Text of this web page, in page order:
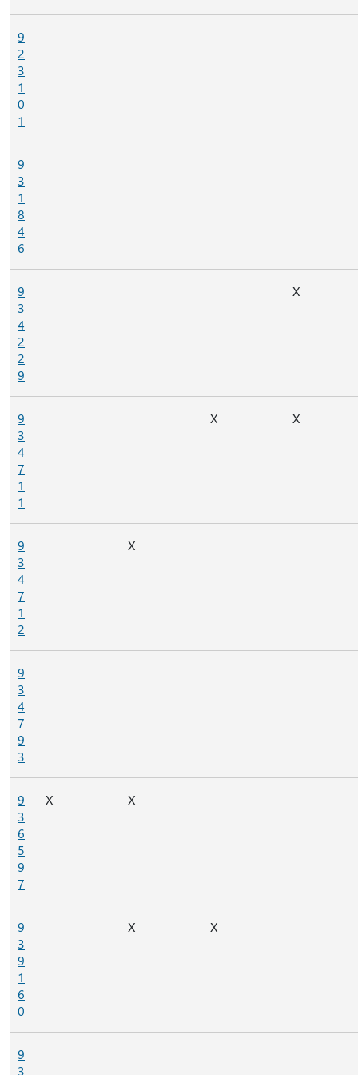
9
2
3
1
0
1
9
3
1
8
4
6
9
3
4
2
2
9
X
9
3
4
7
1
1
X X
9
3
4
7
1
2
X
9
3
4
7
9
3
9
3
6
5
9
7
X X
9
3
9
1
6
0
X X
9
3